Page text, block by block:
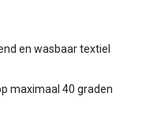
en wasbaar textiel
maximaal 40 graden